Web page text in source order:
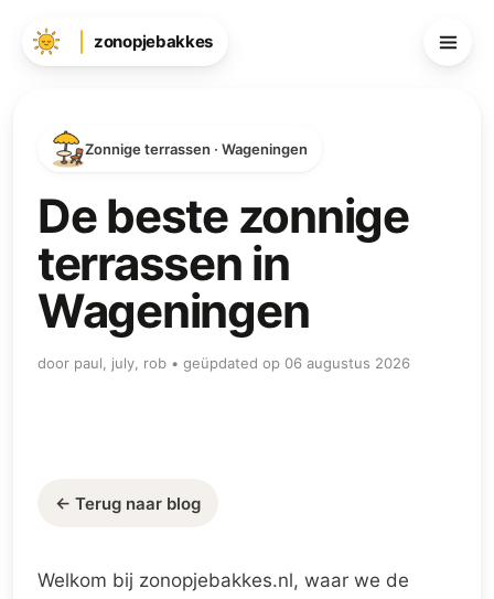
zonopjebakkes
Zonnige terrassen · Wageningen
De beste zonnige
terrassen in
Wageningen
door paul, july, rob • geüpdated op 06 augustus 2026
← Terug naar blog
Welkom bij zonopjebakkes.nl, waar we de